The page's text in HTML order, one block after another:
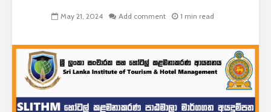
May 21, 2024 Add comment 1 min read